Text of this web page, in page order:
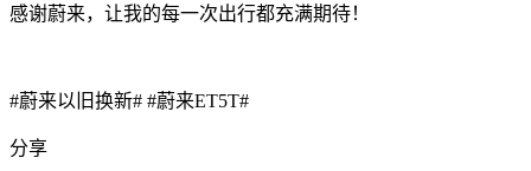
感谢蔚来，让我的每一次出行都充满期待！
#蔚来以旧换新# #蔚来ET5T#
分享